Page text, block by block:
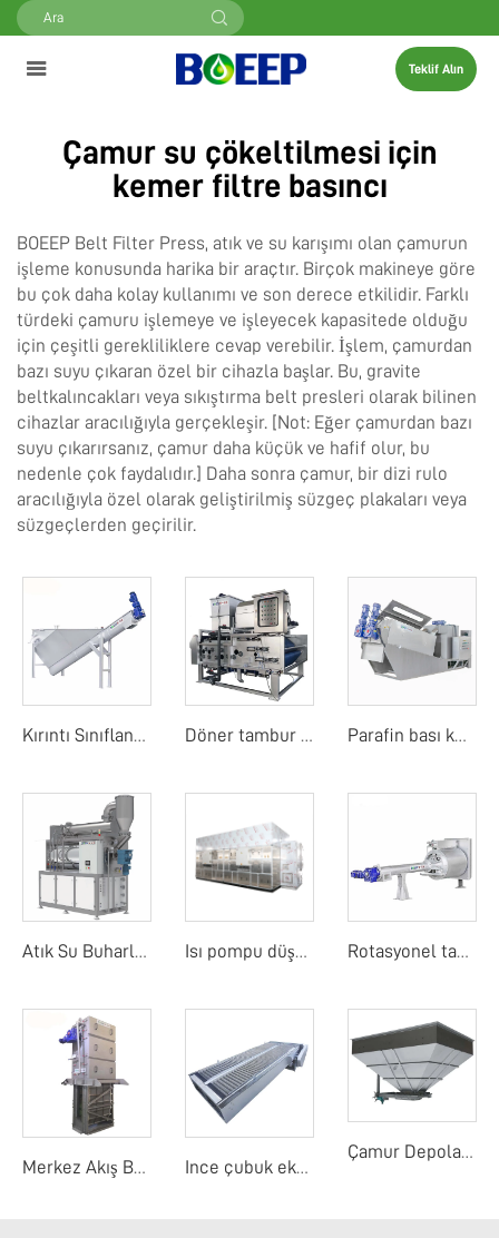
Teklif Alın
Çamur su çökeltilmesi için
kemer filtre basıncı
BOEEP Belt Filter Press, atık ve su karışımı olan çamurun
işleme konusunda harika bir araçtır. Birçok makineye göre
bu çok daha kolay kullanımı ve son derece etkilidir. Farklı
türdeki çamuru işlemeye ve işleyecek kapasitede olduğu
için çeşitli gerekliliklere cevap verebilir. İşlem, çamurdan
bazı suyu çıkaran özel bir cihazla başlar. Bu, gravite
beltkalıncakları veya sıkıştırma belt presleri olarak bilinen
cihazlar aracılığıyla gerçekleşir. [Not: Eğer çamurdan bazı
suyu çıkarırsanız, çamur daha küçük ve hafif olur, bu
nedenle çok faydalıdır.] Daha sonra çamur, bir dizi rulo
aracılığıyla özel olarak geliştirilmiş süzgeç plakaları veya
süzgeçlerden geçirilir.
Kırıntı Sınıflandırıcı Döner tambur bant filtre basıncı Parafin bası kurutucu
Atık Su Buharlaştırıcı Isı pompu düşük sıcaklık bant kurutma makinesi Rotasyonel tambur detay ekranı
Merkez Akış Bant Ekranı Ince çubuk ekranı
Çamur Depolama Yuvası